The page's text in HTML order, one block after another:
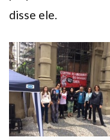
disse ele.